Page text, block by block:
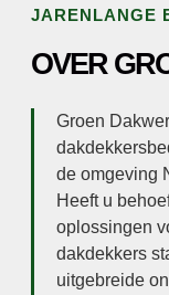
JARENLANGE
OVER
Groen
de omgeving
Heeft u
oplossingen
dakdekkers
uitgebreide